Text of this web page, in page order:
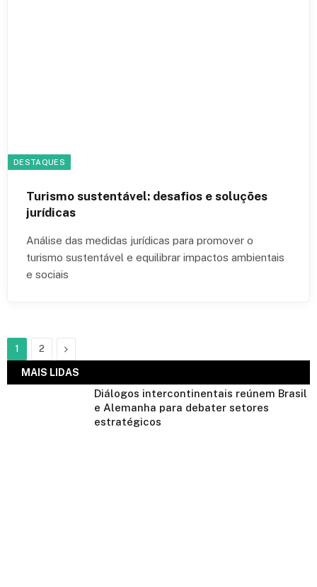
DESTAQUES
Turismo sustentável: desafios e soluções
jurídicas
Análise das medidas jurídicas para promover o
turismo sustentável e equilibrar impactos ambientais
e sociais
1 2 Next
MAIS LIDAS
Diálogos intercontinentais reúnem Brasil
e Alemanha para debater setores
estratégicos